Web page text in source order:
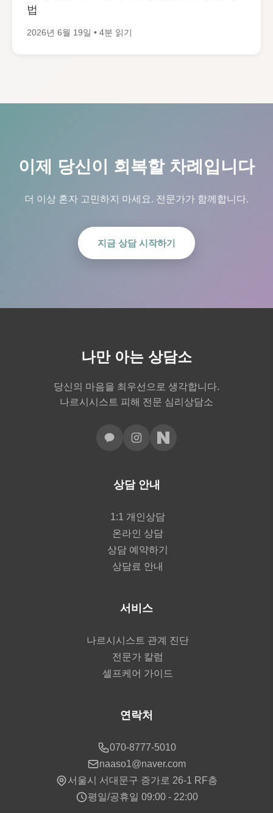
법
2026년 6월 19일 • 4분 읽기
이제 당신이 회복할 차례입니다
더 이상 혼자 고민하지 마세요. 전문가가 함께합니다.
지금 상담 시작하기
나만 아는 상담소
당신의 마음을 최우선으로 생각합니다.
나르시시스트 피해 전문 심리상담소
상담 안내
1:1 개인상담
온라인 상담
상담 예약하기
상담료 안내
서비스
나르시시스트 관계 진단
전문가 칼럼
셀프케어 가이드
연락처
070-8777-5010
naaso1@naver.com
서울시 서대문구 증가로 26-1 RF층
평일/공휴일 09:00 - 22:00